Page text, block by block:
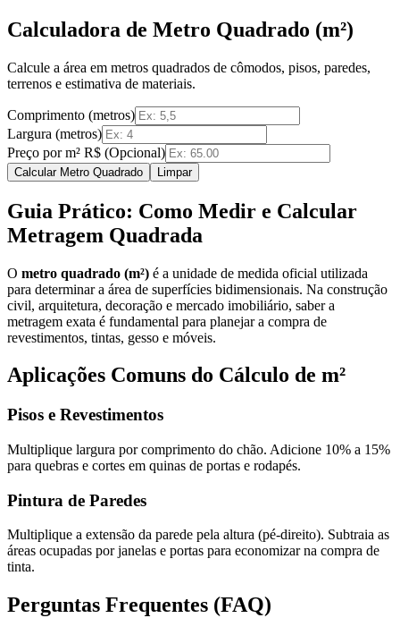
Calculadora de Metro Quadrado (m²)
Calcule a área em metros quadrados de cômodos, pisos, paredes,
terrenos e estimativa de materiais.
Comprimento (metros)
Largura (metros)
Preço por m² R$ (Opcional)
Calcular Metro Quadrado Limpar
Guia Prático: Como Medir e Calcular
Metragem Quadrada
O metro quadrado (m²) é a unidade de medida oficial utilizada
para determinar a área de superfícies bidimensionais. Na construção
civil, arquitetura, decoração e mercado imobiliário, saber a
metragem exata é fundamental para planejar a compra de
revestimentos, tintas, gesso e móveis.
Aplicações Comuns do Cálculo de m²
Pisos e Revestimentos
Multiplique largura por comprimento do chão. Adicione 10% a 15%
para quebras e cortes em quinas de portas e rodapés.
Pintura de Paredes
Multiplique a extensão da parede pela altura (pé-direito). Subtraia as
áreas ocupadas por janelas e portas para economizar na compra de
tinta.
Perguntas Frequentes (FAQ)